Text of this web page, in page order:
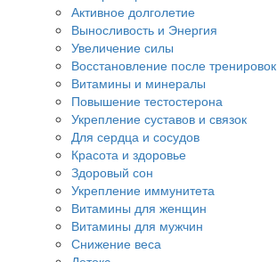
Активное долголетие
Выносливость и Энергия
Увеличение силы
Восстановление после тренировок
Витамины и минералы
Повышение тестостерона
Укрепление суставов и связок
Для сердца и сосудов
Красота и здоровье
Здоровый сон
Укрепление иммунитета
Витамины для женщин
Витамины для мужчин
Снижение веса